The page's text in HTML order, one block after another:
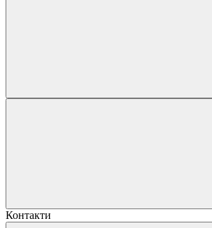
Контакти